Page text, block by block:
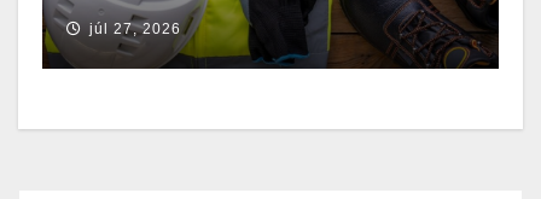
júl 27, 2026